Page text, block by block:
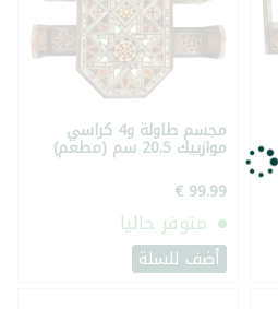
مجسم طاولة و4 كراسي
موازييك 20.5 سم (مطعم)
متوفر حاليا
أضف للسلة